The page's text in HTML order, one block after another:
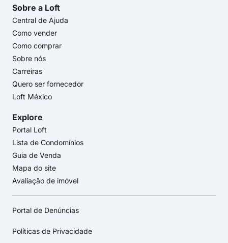
Sobre a Loft
Central de Ajuda
Como vender
Como comprar
Sobre nós
Carreiras
Quero ser fornecedor
Loft México
Explore
Portal Loft
Lista de Condomínios
Guia de Venda
Mapa do site
Avaliação de imóvel
Portal de Denúncias
Políticas de Privacidade